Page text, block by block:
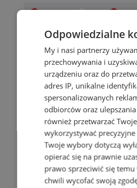
Odpowiedzialne
My i nasi partnerzy
przechowywania i
urządzeniu oraz do
adres IP, unikalne
spersonalizowanych
odbiorców oraz ulepszania
również przetwarzać
wykorzystywać
Twoje wybory dotyczą
opierać się na prawnie
prawo sprzeciwić się temu
chwili wycofać swoją